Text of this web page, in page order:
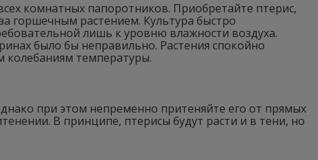
комнатных папоротников. Приобретайте птерис,
горшечным растением. Культура быстро
лишь к уровню влажности воздуха.
было бы неправильно. Растения спокойно
колебаниям температуры.
при этом непременно притеняйте его от прямых
В принципе, птерисы будут расти и в тени, но